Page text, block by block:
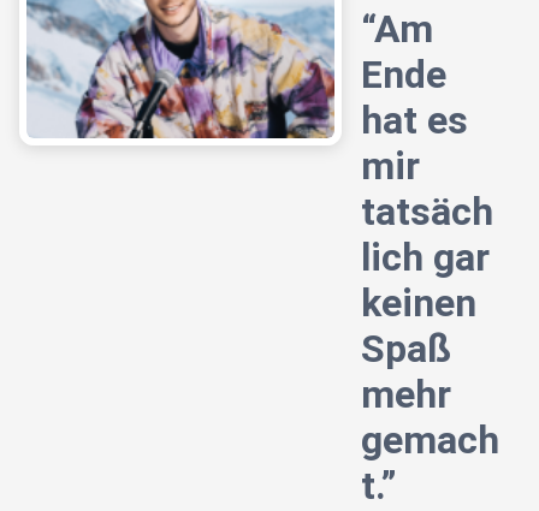
“Am
Ende
hat es
mir
tatsäch
lich gar
keinen
Spaß
mehr
gemach
t.”